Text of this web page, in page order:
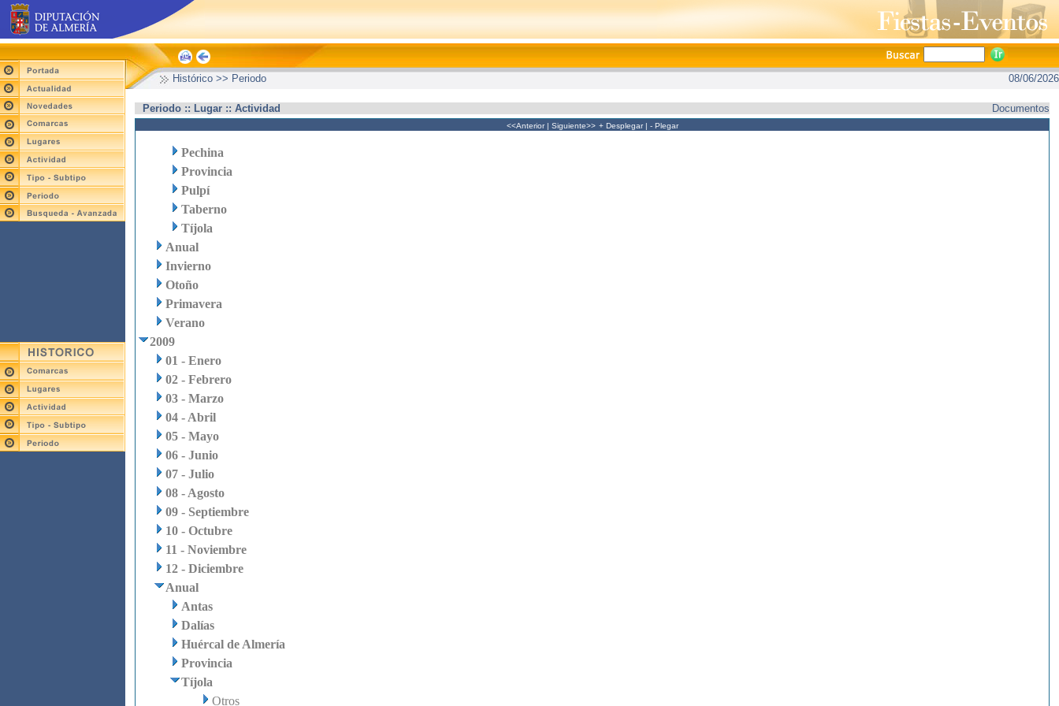
Histórico >> Periodo 08/06/2026
Periodo :: Lugar :: Actividad Documentos
<<Anterior| Siguiente>> + Desplegar| - Plegar
Pechina
Provincia
Pulpí
Taberno
Tíjola
Anual
Invierno
Otoño
Primavera
Verano
2009
01 - Enero
02 - Febrero
03 - Marzo
04 - Abril
05 - Mayo
06 - Junio
07 - Julio
08 - Agosto
09 - Septiembre
10 - Octubre
11 - Noviembre
12 - Diciembre
Anual
Antas
Dalías
Huércal de Almería
Provincia
Tíjola
Otros